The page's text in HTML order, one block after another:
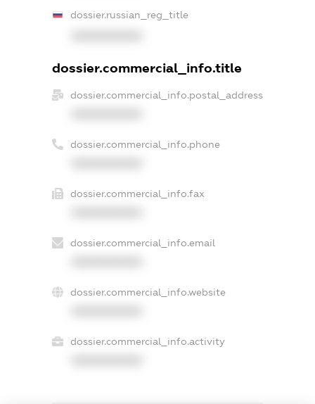
dossier.russian_reg_title
dossier.commercial_info.title
dossier.commercial_info.postal_address
dossier.commercial_info.phone
dossier.commercial_info.fax
dossier.commercial_info.email
dossier.commercial_info.website
dossier.commercial_info.activity